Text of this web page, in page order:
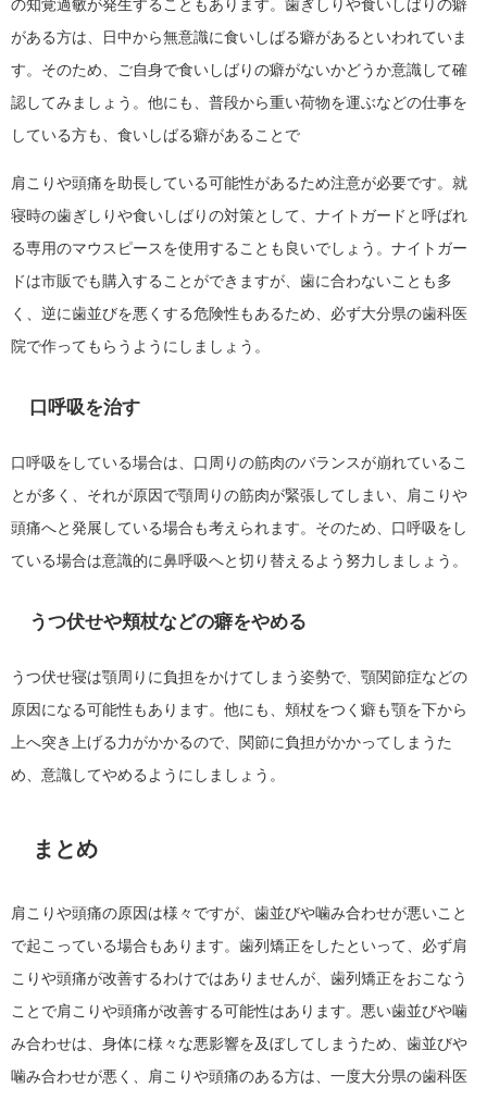
の知覚過敏が発生することもあります。歯ぎしりや食いしばりの癖
がある方は、日中から無意識に食いしばる癖があるといわれていま
す。そのため、ご自身で食いしばりの癖がないかどうか意識して確
認してみましょう。他にも、普段から重い荷物を運ぶなどの仕事を
している方も、食いしばる癖があることで
肩こりや頭痛を助長している可能性があるため注意が必要です。就
寝時の歯ぎしりや食いしばりの対策として、ナイトガードと呼ばれ
る専用のマウスピースを使用することも良いでしょう。ナイトガー
ドは市販でも購入することができますが、歯に合わないことも多
く、逆に歯並びを悪くする危険性もあるため、必ず大分県の歯科医
院で作ってもらうようにしましょう。
口呼吸を治す
口呼吸をしている場合は、口周りの筋肉のバランスが崩れているこ
とが多く、それが原因で顎周りの筋肉が緊張してしまい、肩こりや
頭痛へと発展している場合も考えられます。そのため、口呼吸をし
ている場合は意識的に鼻呼吸へと切り替えるよう努力しましょう。
うつ伏せや頬杖などの癖をやめる
うつ伏せ寝は顎周りに負担をかけてしまう姿勢で、顎関節症などの
原因になる可能性もあります。他にも、頬杖をつく癖も顎を下から
上へ突き上げる力がかかるので、関節に負担がかかってしまうた
め、意識してやめるようにしましょう。
まとめ
肩こりや頭痛の原因は様々ですが、歯並びや噛み合わせが悪いこと
で起こっている場合もあります。歯列矯正をしたといって、必ず肩
こりや頭痛が改善するわけではありませんが、歯列矯正をおこなう
ことで肩こりや頭痛が改善する可能性はあります。悪い歯並びや噛
み合わせは、身体に様々な悪影響を及ぼしてしまうため、歯並びや
噛み合わせが悪く、肩こりや頭痛のある方は、一度大分県の歯科医